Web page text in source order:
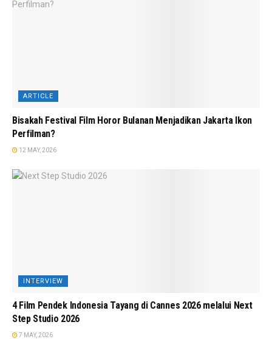
ARTICLE
Bisakah Festival Film Horor Bulanan Menjadikan Jakarta Ikon
Perfilman?
12 MAY, 2026
INTERVIEW
4 Film Pendek Indonesia Tayang di Cannes 2026 melalui Next
Step Studio 2026
7 MAY, 2026